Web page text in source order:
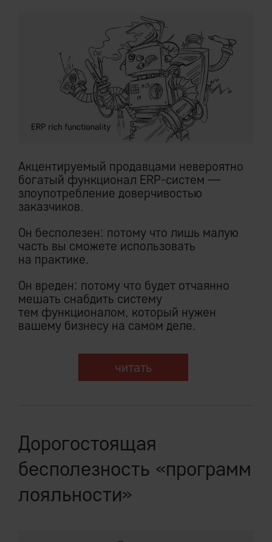
Акцентируемый продавцами невероятно
богатый функционал ERP-систем —
злоупотребление доверчивостью
заказчиков.
Он бесполезен: потому что лишь малую
часть вы сможете использовать
на практике.
Он вреден: потому что будет отчаянно
мешать снабдить систему
тем функционалом, который нужен
вашему бизнесу на самом деле.
читать
Дорогостоящая
бесполезность «программ
лояльности»